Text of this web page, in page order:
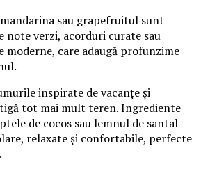
sau grapefruitul sunt
note verzi, acorduri curate sau
moderne, care adaugă profunzime
inspirate de vacanțe și
tot mai mult teren. Ingrediente
de cocos sau lemnul de santal
relaxate și confortabile, perfecte